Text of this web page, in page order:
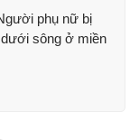
phụ nữ bị
sông ở miền